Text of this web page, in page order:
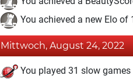
You achieved a new Elo of
Mittwoch, August 24, 2022
You played 31 slow games